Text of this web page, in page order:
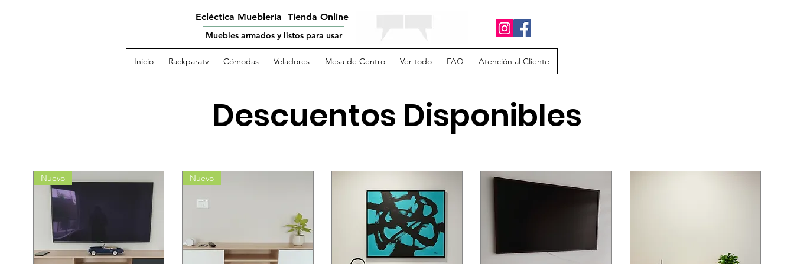
Ecléctica Mueblería Tienda Online
Muebles armados y listos para usar
Inicio Rackparatv Cómodas Veladores Mesa de Centro Ver todo FAQ Atención al Cliente
Descuentos Disponibles
Nuevo Nuevo